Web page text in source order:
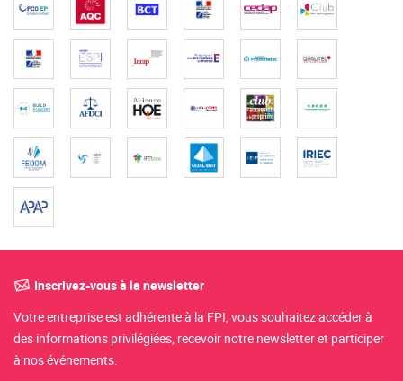
Inscrivez-vous à la newsletter
Votre entreprise est adhérente à la FPI, vous souhaitez accéder à
des informations privilégiées, recevoir notre newsletter et participer
à nos événements.